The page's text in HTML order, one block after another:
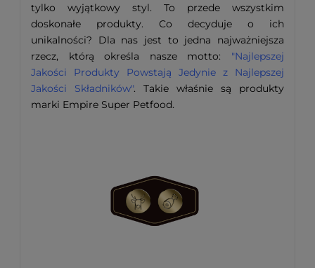
tylko wyjątkowy styl. To przede wszystkim
doskonałe produkty. Co decyduje o ich
unikalności? Dla nas jest to jedna najważniejsza
rzecz, którą określa nasze motto: "Najlepszej
Jakości Produkty Powstają Jedynie z Najlepszej
Jakości Składników". Takie właśnie są produkty
marki Empire Super Petfood.